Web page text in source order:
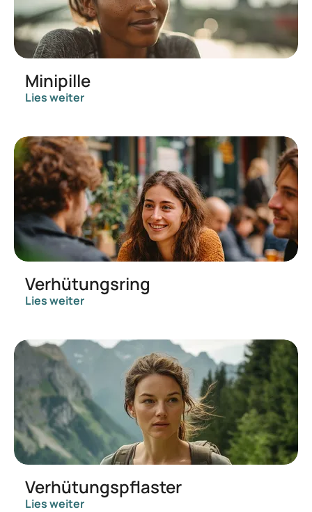
Minipille
Lies weiter
Verhütungsring
Lies weiter
Verhütungspflaster
Lies weiter